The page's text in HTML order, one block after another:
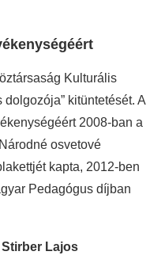
Kulturális
kitüntetését. A
2008-ban a
osvetové
kapta, 2012-ben
Pedagógus díjban
Stirber Lajos